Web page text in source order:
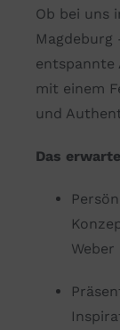
Ob bei uns
entspannte
mit einem
und
Das
Weber